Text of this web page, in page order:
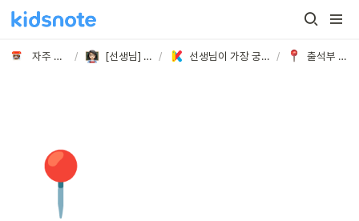
자주 묻는 질문 / [선생님] 궁금해요! / 선생님이 가장 궁금해 하시는 질문 BEST / 출석부 사용방법
📍